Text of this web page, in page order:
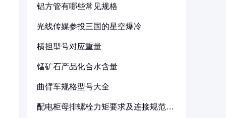
铝方管有哪些常见规格
光线传媒参投三国的星空爆冷
横担型号对应重量
锰矿石产品化合水含量
曲臂车规格型号大全
配电柜母排螺栓力矩要求及连接规范详